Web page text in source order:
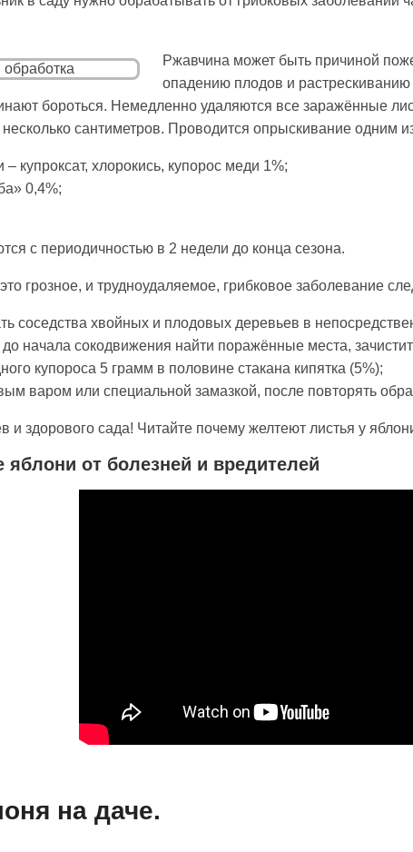
Ржавчина может быть причиной
опадению плодов и
бороться. Немедленно удаляются все заражённые
сантиметров. Проводится опрыскивание одним
купроксат, хлорокись, купорос меди 1%;
0,4%;
с периодичностью в 2 недели до конца сезона.
грозное, и трудноудаляемое, грибковое заболевание
соседства хвойных и плодовых деревьев в
начала сокодвижения найти поражённые места,
купороса 5 грамм в половине стакана кипятка (5%);
варом или специальной замазкой, после повторять
и здорового сада! Читайте почему желтеют листья у
яблони от болезней и вредителей
на даче.